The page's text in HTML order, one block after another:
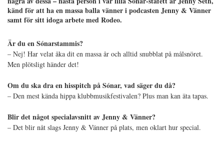
känd för att ha en massa balla vänner i podcasten Jenny & Vänner
samt för sitt idoga arbete med Rodeo.
Är du en Sónarstammis?
– Nej! Har velat åka dit en massa år och alltid snubblat på målsnöret.
Men plötsligt händer det!
Om du ska dra en hisspitch på Sónar, vad säger du då?
– Den mest kända hippa klubbmusikfestivalen? Plus man kan äta tapas.
Blir det något specialavsnitt av Jenny & Vänner?
– Det blir nåt slags Jenny & Vänner på plats, men oklart hur special.